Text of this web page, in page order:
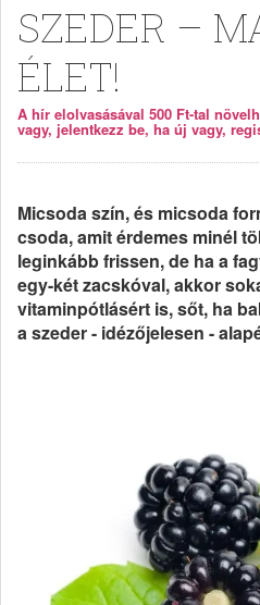
SZEDER –
ÉLET!
A hír elolvasásával 500 Ft-tal
vagy, jelentkezz be, ha új vagy,
Micsoda szín, és micsoda
csoda, amit érdemes minél
leginkább frissen, de ha a
egy-két zacskóval, akkor
vitaminpótlásért is, sőt, ha
a szeder - idézőjelesen -